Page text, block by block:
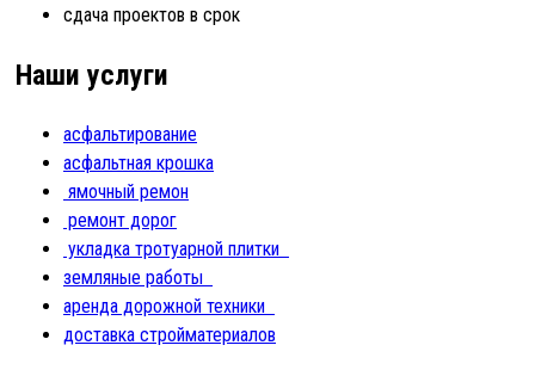
сдача проектов в срок
Наши услуги
асфальтирование
асфальтная крошка
ямочный ремон
ремонт дорог
укладка тротуарной плитки
земляные работы
аренда дорожной техники
доставка стройматериалов